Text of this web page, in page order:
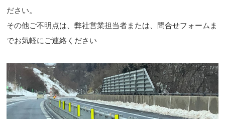
ださい。
その他ご不明点は、弊社営業担当者または、問合せフォームま
でお気軽にご連絡ください